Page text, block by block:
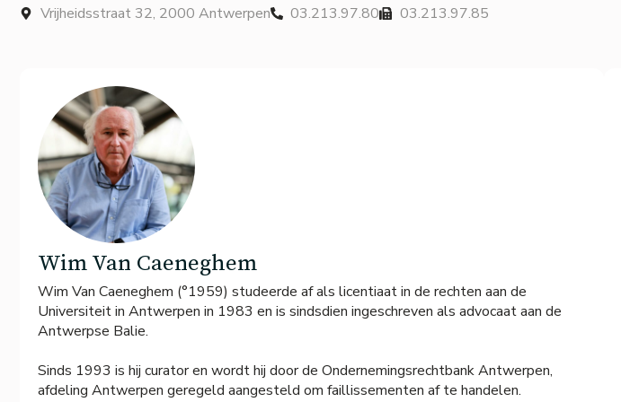
Vrijheidsstraat 32, 2000 Antwerpen 03.213.97.80 03.213.97.85
Wim Van Caeneghem
Wim Van Caeneghem (°1959) studeerde af als licentiaat in de rechten aan de
Universiteit in Antwerpen in 1983 en is sindsdien ingeschreven als advocaat aan de
Antwerpse Balie.
Sinds 1993 is hij curator en wordt hij door de Ondernemingsrechtbank Antwerpen,
afdeling Antwerpen geregeld aangesteld om faillissementen af te handelen.